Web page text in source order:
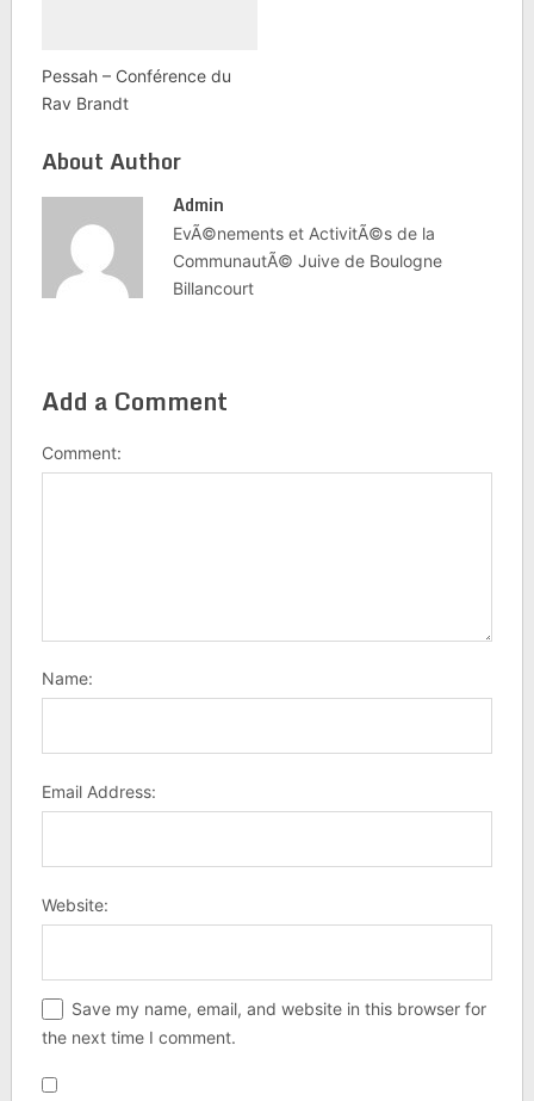
Pessah – Conférence du
Rav Brandt
About Author
Admin
EvÃ©nements et ActivitÃ©s de la
CommunautÃ© Juive de Boulogne
Billancourt
Add a Comment
Comment:
Name:
Email Address:
Website:
Save my name, email, and website in this browser for
the next time I comment.